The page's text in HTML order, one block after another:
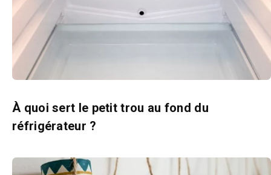
À quoi sert le petit trou au fond du
réfrigérateur ?